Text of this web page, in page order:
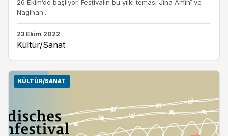
26 Ekim’de başlıyor. Festivalin bu yılki teması Jîna Amînî ve
Nagihan...
23 Ekim 2022
Kültür/Sanat
KÜLTÜR/SANAT